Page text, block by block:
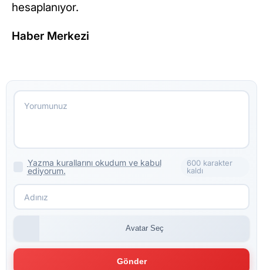
hesaplanıyor.
Haber Merkezi
Yazma kurallarını okudum ve kabul
ediyorum.
600 karakter
kaldı
Avatar Seç
Gönder